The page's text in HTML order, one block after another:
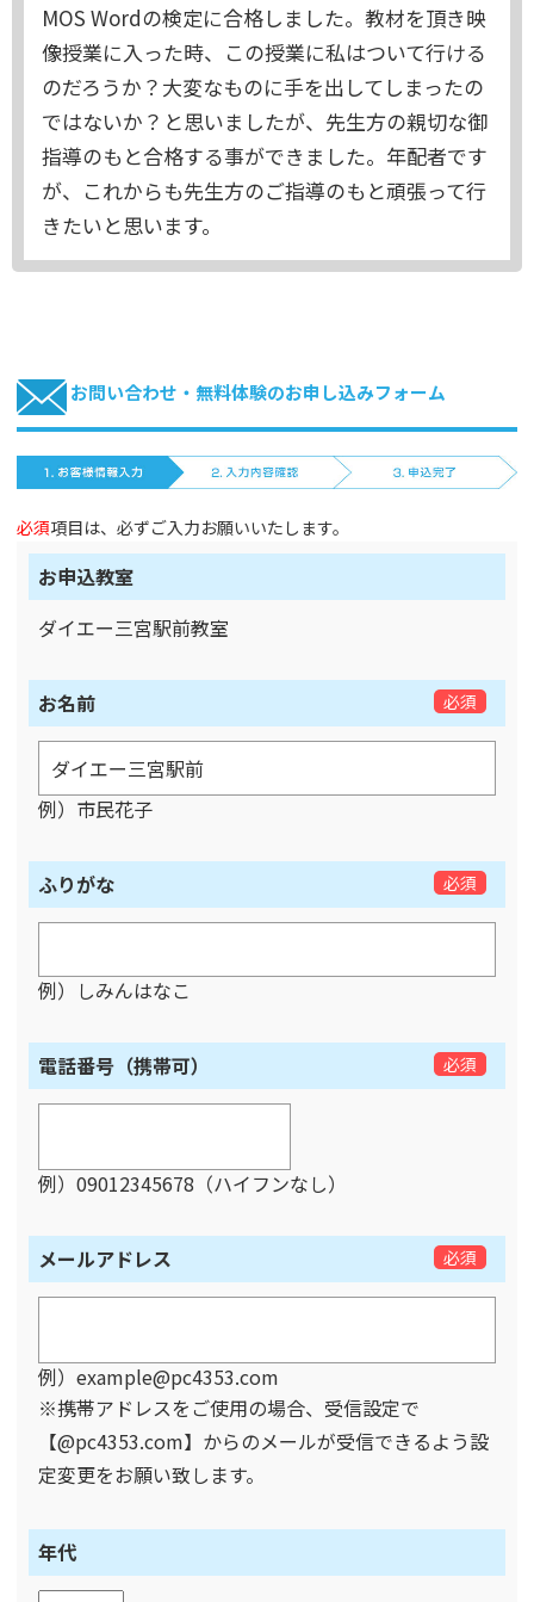
MOS Wordの検定に合格しました。教材を頂き映
像授業に入った時、この授業に私はついて行ける
のだろうか？大変なものに手を出してしまったの
ではないか？と思いましたが、先生方の親切な御
指導のもと合格する事ができました。年配者です
が、これからも先生方のご指導のもと頑張って行
きたいと思います。
お問い合わせ・無料体験のお申し込みフォーム
必須項目は、必ずご入力お願いいたします。
お申込教室
ダイエー三宮駅前教室
お名前 必須
例）市民花子
ふりがな 必須
例）しみんはなこ
電話番号（携帯可） 必須
例）09012345678（ハイフンなし）
メールアドレス 必須
例）example@pc4353.com
※携帯アドレスをご使用の場合、受信設定で
【@pc4353.com】からのメールが受信できるよう設
定変更をお願い致します。
年代